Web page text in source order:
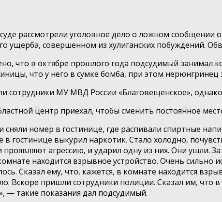
рассмотрели уголовное дело о ложном
ущерба, совершенном из хулиганских побуждений.
что в октябре прошлого года подсудимый занимал
что у него в сумке бомба, при этом нерюнгринец
сотрудники МУ МВД России «Благовещенское»,
центр приехал, чтобы сменить постоянное
номер в гостинице, где распивали спиртные
в гостинице выкурил наркотик. Стало холодно,
агрессию, и ударил одну из них. Они ушли.
находится взрывное устройство. Очень сильно
Сказал ему, что, кажется, в комнате находится
Вскоре пришли сотрудники полиции. Сказал им, что
— такие показания дал подсудимый.